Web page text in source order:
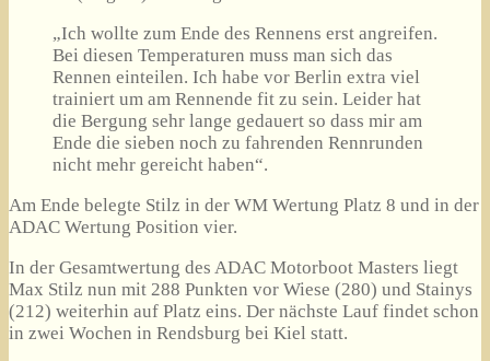
„Ich wollte zum Ende des Rennens erst angreifen.
Bei diesen Temperaturen muss man sich das
Rennen einteilen. Ich habe vor Berlin extra viel
trainiert um am Rennende fit zu sein. Leider hat
die Bergung sehr lange gedauert so dass mir am
Ende die sieben noch zu fahrenden Rennrunden
nicht mehr gereicht haben“.
Am Ende belegte Stilz in der WM Wertung Platz 8 und in der
ADAC Wertung Position vier.
In der Gesamtwertung des ADAC Motorboot Masters liegt
Max Stilz nun mit 288 Punkten vor Wiese (280) und Stainys
(212) weiterhin auf Platz eins. Der nächste Lauf findet schon
in zwei Wochen in Rendsburg bei Kiel statt.